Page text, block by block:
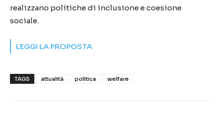
realizzano politiche di inclusione e coesione
sociale.
LEGGI LA PROPOSTA
TAGS attualità politica welfare